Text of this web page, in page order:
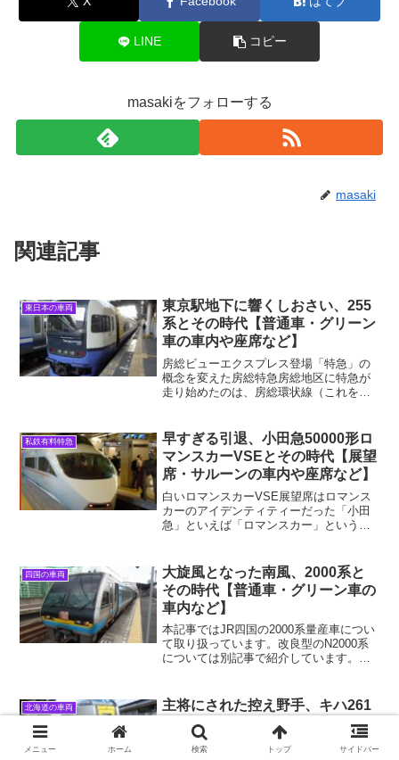
LINE コピー
masakiをフォローする
masaki
関連記事
東日本の車両
東京駅地下に響くしおさい、255
系とその時代【普通車・グリーン
車の車内や座席など】
房総ビューエクスプレス登場「特急」の
概念を変えた房総特急房総地区に特急が
走り始めたのは、房総環状線（これを機
た1972年の7月でした。また、現在総武線
快速が走っている東...
私鉄有料特急
早すぎる引退、小田急50000形ロ
マンスカーVSEとその時代【展望
席・サルーンの車内や座席など】
白いロマンスカーVSE展望席はロマンス
カーのアイデンティティーだった「小田
急」といえば「ロマンスカー」という言
車両の展望席に座って箱根に行くという
のは一つのステータスと...
四国の車両
大旋風となった南風、2000系と
その時代【普通車・グリーン車の
車内など】
本記事ではJR四国の2000系量産車につい
て取り扱っています。改良型のN2000系
については別記事で紹介しています。
て誕生したJR四国は、当初の悲観的な予
想を...
北海道の車両
主将にされた控え野手、キハ261
系1000番台とその時代【普通
車・グリーン車の車内や座席な
メニュー ホーム 検索 トップ サイドバー